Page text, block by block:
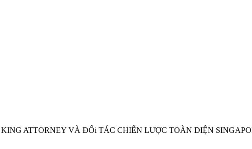
ATTORNEY VÀ ĐỐi TÁC CHIẾN LƯỢC TOÀN DIỆN